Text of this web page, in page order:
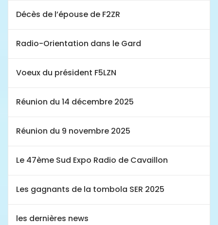
Décès de l’épouse de F2ZR
Radio-Orientation dans le Gard
Voeux du président F5LZN
Réunion du 14 décembre 2025
Réunion du 9 novembre 2025
Le 47ème Sud Expo Radio de Cavaillon
Les gagnants de la tombola SER 2025
les dernières news